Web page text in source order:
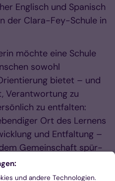
Englisch und Spanisch
der Clara-Fey-Schule in
möchte eine Schule
sowohl
bietet – und
Verantwortung zu
zu entfalten:
Ort des Lernens
und Entfaltung –
Gemeinschaft spür-
und gelebte
Pfeiler für die